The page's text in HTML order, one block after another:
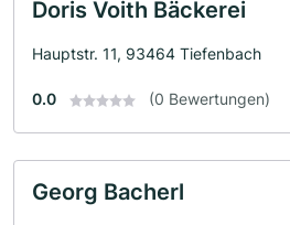
Doris Voith Bäckerei
Hauptstr. 11, 93464 Tiefenbach
0.0 (0 Bewertungen)
Georg Bacherl